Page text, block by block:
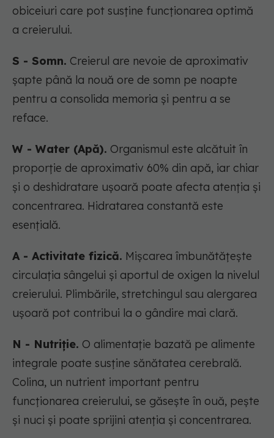
obiceiuri care pot susține funcționarea optimă
a creierului.
S - Somn. Creierul are nevoie de aproximativ
șapte până la nouă ore de somn pe noapte
pentru a consolida memoria și pentru a se
reface.
W - Water (Apă). Organismul este alcătuit în
proporție de aproximativ 60% din apă, iar chiar
și o deshidratare ușoară poate afecta atenția și
concentrarea. Hidratarea constantă este
esențială.
A - Activitate fizică. Mișcarea îmbunătățește
circulația sângelui și aportul de oxigen la nivelul
creierului. Plimbările, stretchingul sau alergarea
ușoară pot contribui la o gândire mai clară.
N - Nutriție. O alimentație bazată pe alimente
integrale poate susține sănătatea cerebrală.
Colina, un nutrient important pentru
funcționarea creierului, se găsește în ouă, pește
și nuci și poate sprijini atenția și concentrarea.